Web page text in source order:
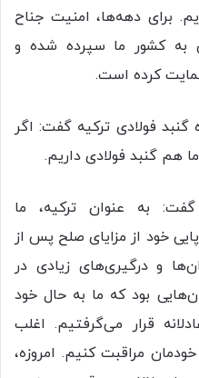
برای دهه‌ها، امنیت جناح
به کشور ما سپرده شده و
کرده است.
گنبد فولادی ترکیه گفت: اگر
هم گنبد فولادی داریم.
به عنوان ترکیه، ما
خود از مزایای صلح پس از
و درگیری‌های زیادی در
بود که ما به حال خود
قرار می‌گرفتیم. اغلب
مراقبت کنیم. امروزه،